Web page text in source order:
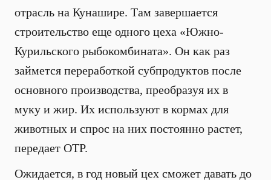
отрасль на Кунашире. Там завершается
строительство еще одного цеха «Южно-
Курильского рыбокомбината». Он как раз
займется переработкой субпродуктов после
основного производства, преобразуя их в
муку и жир. Их используют в кормах для
животных и спрос на них постоянно растет,
передает ОТР.
Ожидается, в год новый цех сможет давать до